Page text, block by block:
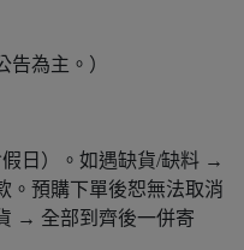
告為主。）
日）。如遇缺貨/缺料 →
。預購下單後恕無法取消
→ 全部到齊後一併寄